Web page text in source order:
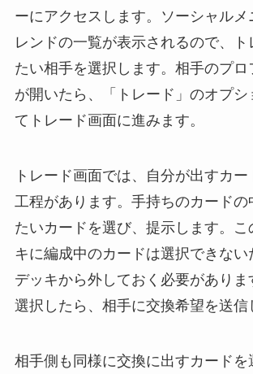
ーにアクセスします。ソーシャルメ
レンドの一覧が表示されるので、ト
たい相手を選択します。相手のプロ
が開いたら、「トレード」のオプシ
てトレード画面に進みます。
トレード画面では、自分が出すカ
工程があります。手持ちのカードの
たいカードを選び、提示します。こ
キに編成中のカードは選択できない
デッキから外しておく必要がありま
選択したら、相手に交換希望を送信
相手側も同様に交換に出すカードを